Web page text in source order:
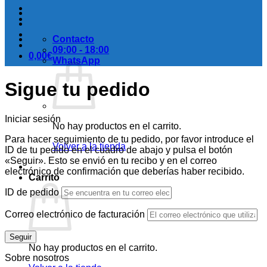
0,00€
No hay productos en el carrito.
Volver a la tienda
Carrito
No hay productos en el carrito.
Contacto
09:00 - 18:00
WhatsApp
Sigue tu pedido
Iniciar sesión
Para hacer seguimiento de tu pedido, por favor introduce el
ID de tu pedido en el cuadro de abajo y pulsa el botón
«Seguir». Esto se envió en tu recibo y en el correo
electrónico de confirmación que deberías haber recibido.
ID de pedido
Correo electrónico de facturación
Seguir
Sobre nosotros